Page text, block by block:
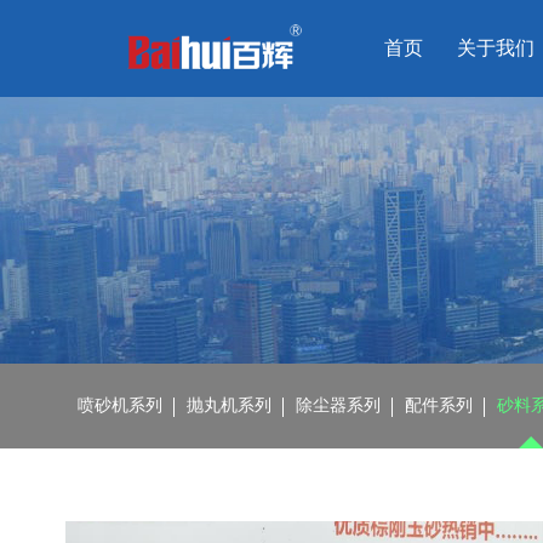
首页 关于我们
喷砂机系列 抛丸机系列 除尘器系列 配件系列 砂料